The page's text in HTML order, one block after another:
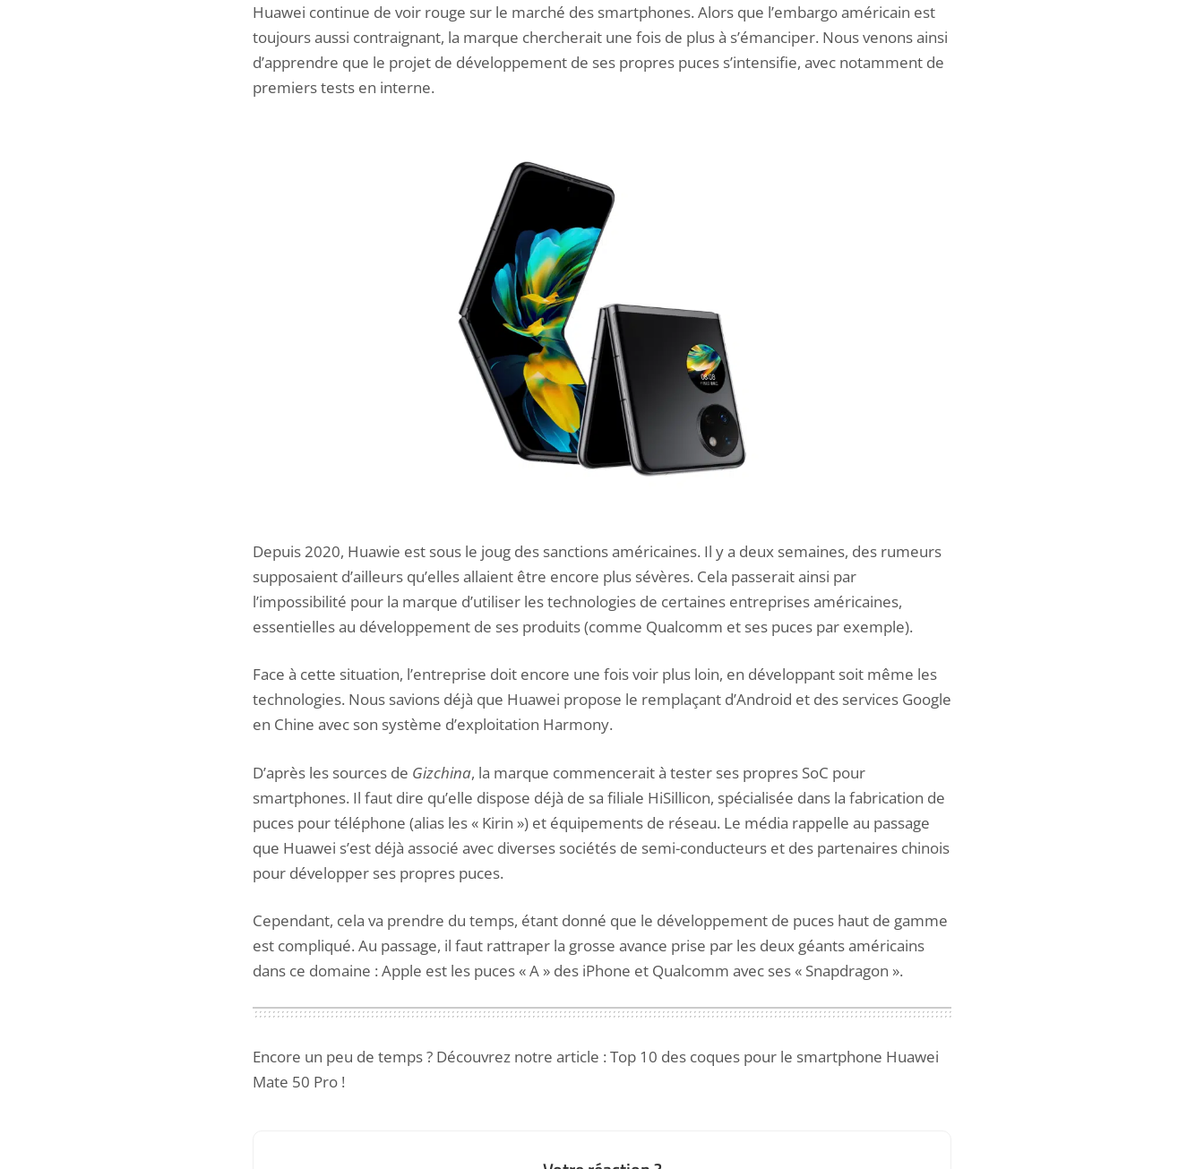
Huawei continue de voir rouge sur le marché des smartphones. Alors que l’embargo américain est
toujours aussi contraignant, la marque chercherait une fois de plus à s’émanciper. Nous venons ainsi
d’apprendre que le projet de développement de ses propres puces s’intensifie, avec notamment de
premiers tests en interne.
Depuis 2020, Huawie est sous le joug des sanctions américaines. Il y a deux semaines, des rumeurs
supposaient d’ailleurs qu’elles allaient être encore plus sévères. Cela passerait ainsi par
l’impossibilité pour la marque d’utiliser les technologies de certaines entreprises américaines,
essentielles au développement de ses produits (comme Qualcomm et ses puces par exemple).
Face à cette situation, l’entreprise doit encore une fois voir plus loin, en développant soit même les
technologies. Nous savions déjà que Huawei propose le remplaçant d’Android et des services Google
en Chine avec son système d’exploitation Harmony.
D’après les sources de Gizchina, la marque commencerait à tester ses propres SoC pour
smartphones. Il faut dire qu’elle dispose déjà de sa filiale HiSillicon, spécialisée dans la fabrication de
puces pour téléphone (alias les « Kirin ») et équipements de réseau. Le média rappelle au passage
que Huawei s’est déjà associé avec diverses sociétés de semi-conducteurs et des partenaires chinois
pour développer ses propres puces.
Cependant, cela va prendre du temps, étant donné que le développement de puces haut de gamme
est compliqué. Au passage, il faut rattraper la grosse avance prise par les deux géants américains
dans ce domaine : Apple est les puces « A » des iPhone et Qualcomm avec ses « Snapdragon ».
Encore un peu de temps ? Découvrez notre article : Top 10 des coques pour le smartphone Huawei
Mate 50 Pro !